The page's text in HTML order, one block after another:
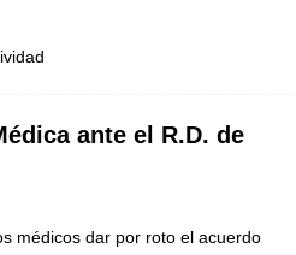
ante el R.D. de
médicos dar por roto el acuerdo